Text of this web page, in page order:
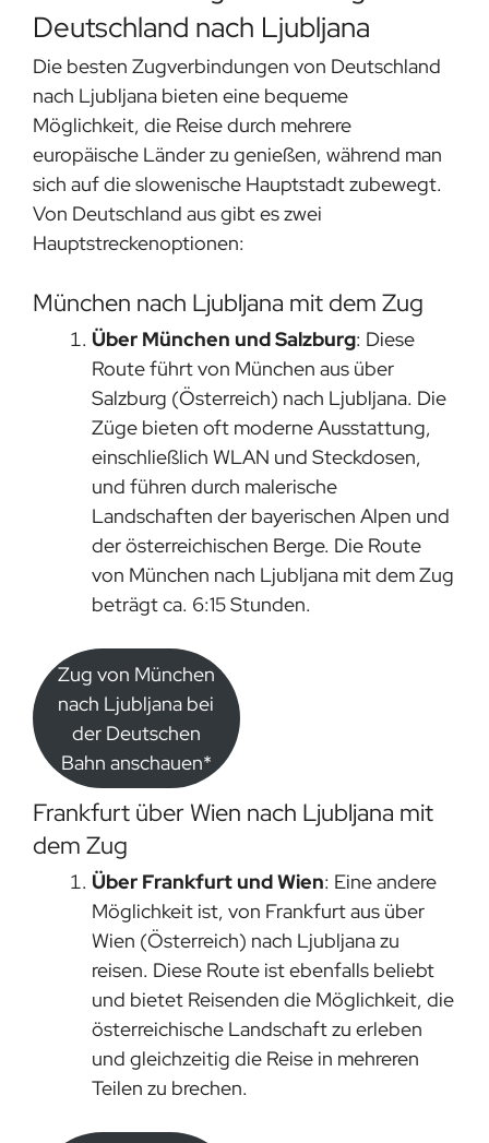
Deutschland nach Ljubljana
Die besten Zugverbindungen von Deutschland
nach Ljubljana bieten eine bequeme
Möglichkeit, die Reise durch mehrere
europäische Länder zu genießen, während man
sich auf die slowenische Hauptstadt zubewegt.
Von Deutschland aus gibt es zwei
Hauptstreckenoptionen:
München nach Ljubljana mit dem Zug
Über München und Salzburg: Diese
Route führt von München aus über
Salzburg (Österreich) nach Ljubljana. Die
Züge bieten oft moderne Ausstattung,
einschließlich WLAN und Steckdosen,
und führen durch malerische
Landschaften der bayerischen Alpen und
der österreichischen Berge. Die Route
von München nach Ljubljana mit dem Zug
beträgt ca. 6:15 Stunden.
Zug von München
nach Ljubljana bei
der Deutschen
Bahn anschauen*
Frankfurt über Wien nach Ljubljana mit
dem Zug
Über Frankfurt und Wien: Eine andere
Möglichkeit ist, von Frankfurt aus über
Wien (Österreich) nach Ljubljana zu
reisen. Diese Route ist ebenfalls beliebt
und bietet Reisenden die Möglichkeit, die
österreichische Landschaft zu erleben
und gleichzeitig die Reise in mehreren
Teilen zu brechen.